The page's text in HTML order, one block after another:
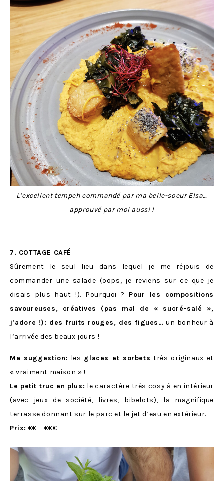
L’excellent tempeh commandé par ma belle-soeur Elsa…
approuvé par moi aussi !
7. COTTAGE CAFÉ
Sûrement le seul lieu dans lequel je me réjouis de
commander une salade (oops, je reviens sur ce que je
disais plus haut !). Pourquoi ? Pour les compositions
savoureuses, créatives (pas mal de « sucré-salé »,
j’adore !): des fruits rouges, des figues… un bonheur à
l’arrivée des beaux jours !
Ma suggestion: les glaces et sorbets très originaux et
« vraiment maison » !
Le petit truc en plus: le caractère très cosy à en intérieur
(avec jeux de société, livres, bibelots), la magnifique
terrasse donnant sur le parc et le jet d’eau en extérieur.
Prix: €€ – €€€